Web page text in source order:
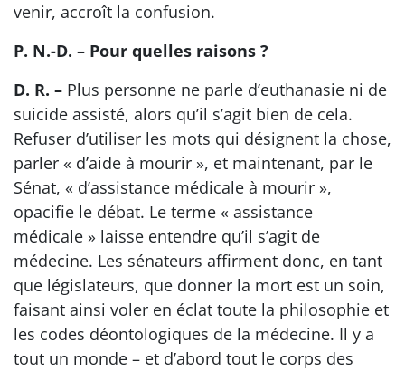
venir, accroît la confusion.
P. N.-D. – Pour quelles raisons ?
D. R. – Plus personne ne parle d’euthanasie ni de
suicide assisté, alors qu’il s’agit bien de cela.
Refuser d’utiliser les mots qui désignent la chose,
parler « d’aide à mourir », et maintenant, par le
Sénat, « d’assistance médicale à mourir »,
opacifie le débat. Le terme « assistance
médicale » laisse entendre qu’il s’agit de
médecine. Les sénateurs affirment donc, en tant
que législateurs, que donner la mort est un soin,
faisant ainsi voler en éclat toute la philosophie et
les codes déontologiques de la médecine. Il y a
tout un monde – et d’abord tout le corps des